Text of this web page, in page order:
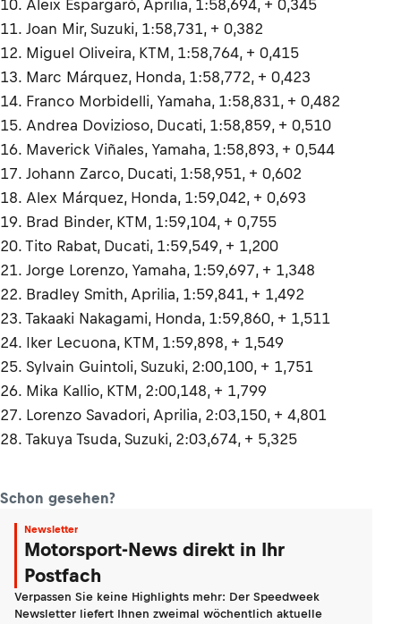
10. Aleix Espargaró, Aprilia, 1:58,694, + 0,345
11. Joan Mir, Suzuki, 1:58,731, + 0,382
12. Miguel Oliveira, KTM, 1:58,764, + 0,415
13. Marc Márquez, Honda, 1:58,772, + 0,423
14. Franco Morbidelli, Yamaha, 1:58,831, + 0,482
15. Andrea Dovizioso, Ducati, 1:58,859, + 0,510
16. Maverick Viñales, Yamaha, 1:58,893, + 0,544
17. Johann Zarco, Ducati, 1:58,951, + 0,602
18. Alex Márquez, Honda, 1:59,042, + 0,693
19. Brad Binder, KTM, 1:59,104, + 0,755
20. Tito Rabat, Ducati, 1:59,549, + 1,200
21. Jorge Lorenzo, Yamaha, 1:59,697, + 1,348
22. Bradley Smith, Aprilia, 1:59,841, + 1,492
23. Takaaki Nakagami, Honda, 1:59,860, + 1,511
24. Iker Lecuona, KTM, 1:59,898, + 1,549
25. Sylvain Guintoli, Suzuki, 2:00,100, + 1,751
26. Mika Kallio, KTM, 2:00,148, + 1,799
27. Lorenzo Savadori, Aprilia, 2:03,150, + 4,801
28. Takuya Tsuda, Suzuki, 2:03,674, + 5,325
Schon gesehen?
Newsletter
Motorsport-News direkt in Ihr
Postfach
Verpassen Sie keine Highlights mehr: Der Speedweek
Newsletter liefert Ihnen zweimal wöchentlich aktuelle